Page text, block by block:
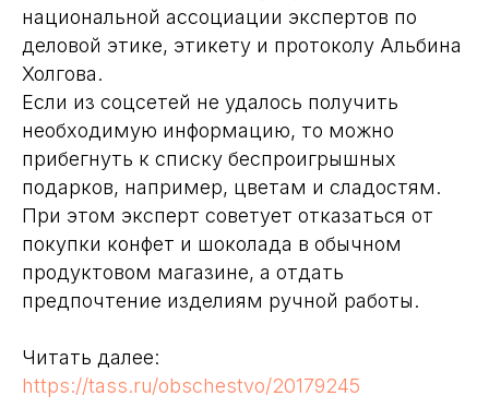
национальной ассоциации экспертов по
деловой этике, этикету и протоколу Альбина
Холгова.
Если из соцсетей не удалось получить
необходимую информацию, то можно
прибегнуть к списку беспроигрышных
подарков, например, цветам и сладостям.
При этом эксперт советует отказаться от
покупки конфет и шоколада в обычном
продуктовом магазине, а отдать
предпочтение изделиям ручной работы.
Читать далее:
https://tass.ru/obschestvo/20179245